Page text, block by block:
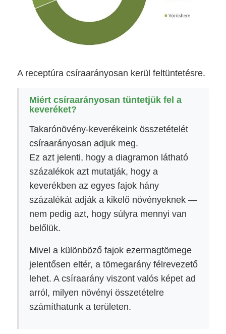
A receptúra csíraarányosan kerül feltüntetésre.
Miért csíraarányosan tüntetjük fel a
keveréket?
Takarónövény-keverékeink összetételét
csíraarányosan adjuk meg.
Ez azt jelenti, hogy a diagramon látható
százalékok azt mutatják, hogy a
keverékben az egyes fajok hány
százalékát adják a kikelő növényeknek —
nem pedig azt, hogy súlyra mennyi van
belőlük.
Mivel a különböző fajok ezermagtömege
jelentősen eltér, a tömegarány félrevezető
lehet. A csíraarány viszont valós képet ad
arról, milyen növényi összetételre
számíthatunk a területen.